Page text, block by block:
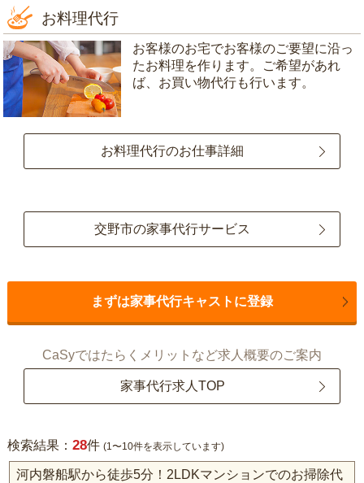
お料理代行
お客様のお宅でお客様のご要望に沿っ
たお料理を作ります。ご希望があれ
ば、お買い物代行も行います。
お料理代行のお仕事詳細
交野市の家事代行サービス
まずは家事代行キャストに登録
CaSyではたらくメリットなど求人概要のご案内
家事代行求人TOP
検索結果： 28件 (1〜10件を表示しています)
河内磐船駅から徒歩5分！2LDKマンションでのお掃除代